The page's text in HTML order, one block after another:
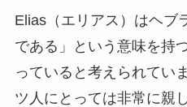
Elias（エリアス）はヘブ
である」という意味を持
っていると考えられていま
ツ人にとっては非常に親